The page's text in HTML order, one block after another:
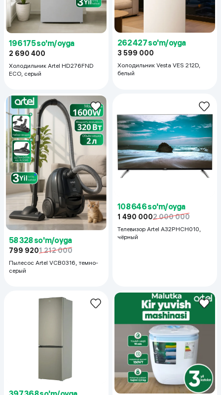
196 175 so'm/oyga
2 690 400
Холодильник Artel HD276FND
ECO, серый
262 427 so'm/oyga
3 599 000
Холодильник Vesta VES 212D,
белый
58 328 so'm/oyga
799 9201 212 000
Пылесос Artel VCB0316, темно-
серый
108 646 so'm/oyga
1 490 0002 000 000
Телевизор Artel A32PHCH010,
чёрный